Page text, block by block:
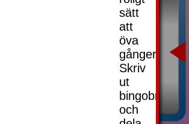
sätt
att
öva
Skriv
ut
och